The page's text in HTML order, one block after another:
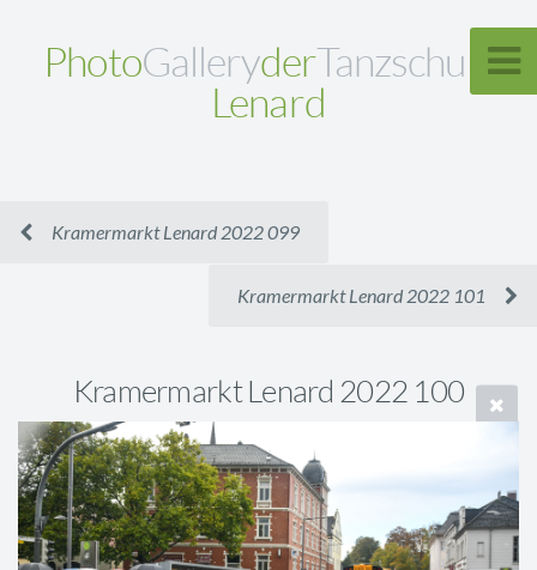
PhotoGalleryderTanzschule
Lenard
Kramermarkt Lenard 2022 099
Kramermarkt Lenard 2022 101
Kramermarkt Lenard 2022 100